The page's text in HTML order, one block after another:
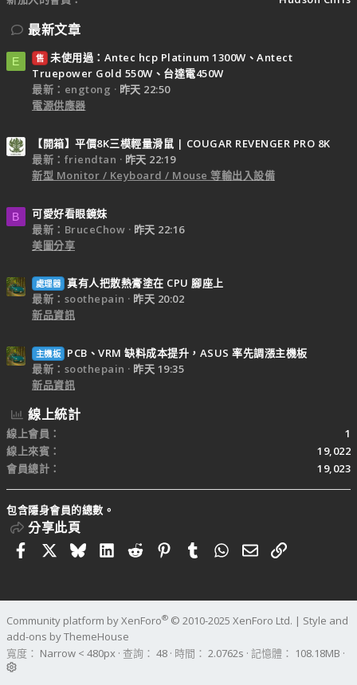
最新文章
E 售 未使用過：Antec hcp Platinum 1300W、Antect
Truepower Gold 550W、台達電450W
最新：engtong
昨天 22:50
電源供應器
【開箱】平價8K三模輕量滑鼠 | COUGAR REVENGER PRO 8K
最新：friendtan
昨天 22:19
新型 Monitor / Keyboard / Mouse 等輸出入設備
B
可愛好看眼鏡妹
最新：BruceChow
昨天 22:16
美圖分享
處理器 真有人把散熱膏塗在 CPU 腳座上
最新：soothepain
昨天 20:02
新品資訊
主機板
PCB、VRM 缺料成本提升，ASUS 率先調漲主機板
最新：soothepain
昨天 19:35
新品資訊
線上統計
線上會員
1
線上來賓
19,022
會員總計
19,023
包含隱身會員的總數。
分享此頁
FacebookBlueskyLinkedIn
RedditPinterestTumblrWhatsApp
電子郵件
連結
Community platform by XenForo® © 2010-2025 XenForo Ltd. | Style and
add-ons by ThemeHouse
寬度
查詢 48 時間 2.0762s 記憶體 108.18MB